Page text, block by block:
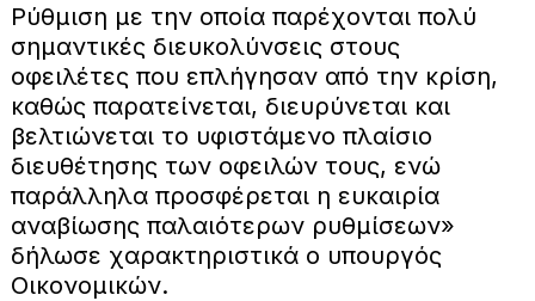
Ρύθμιση με την οποία παρέχονται πολύ
σημαντικές διευκολύνσεις στους
οφειλέτες που επλήγησαν από την κρίση,
καθώς παρατείνεται, διευρύνεται και
βελτιώνεται το υφιστάμενο πλαίσιο
διευθέτησης των οφειλών τους, ενώ
παράλληλα προσφέρεται η ευκαιρία
αναβίωσης παλαιότερων ρυθμίσεων»
δήλωσε χαρακτηριστικά ο υπουργός
Οικονομικών.